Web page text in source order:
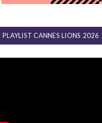
PLAYLIST CANNES LIONS 2026